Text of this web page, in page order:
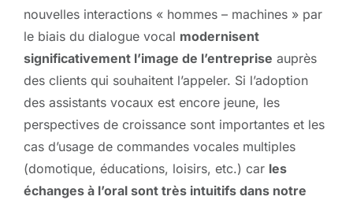
nouvelles interactions « hommes – machines » par
le biais du dialogue vocal modernisent
significativement l’image de l’entreprise auprès
des clients qui souhaitent l’appeler. Si l’adoption
des assistants vocaux est encore jeune, les
perspectives de croissance sont importantes et les
cas d’usage de commandes vocales multiples
(domotique, éducations, loisirs, etc.) car les
échanges à l’oral sont très intuitifs dans notre